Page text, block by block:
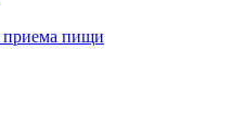
приема пищи